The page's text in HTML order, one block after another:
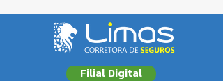
Filial Digital